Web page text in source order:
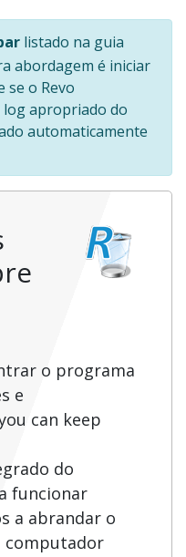
listado na guia
abordagem é iniciar
se o Revo
apropriado do
automaticamente
o programa
e
can keep
do
funcionar
a abrandar o
computador